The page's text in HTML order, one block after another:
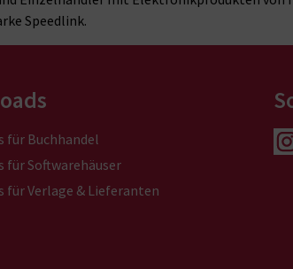
Speedlink.
für Buchhandel
für Softwarehäuser
für Verlage & Lieferanten